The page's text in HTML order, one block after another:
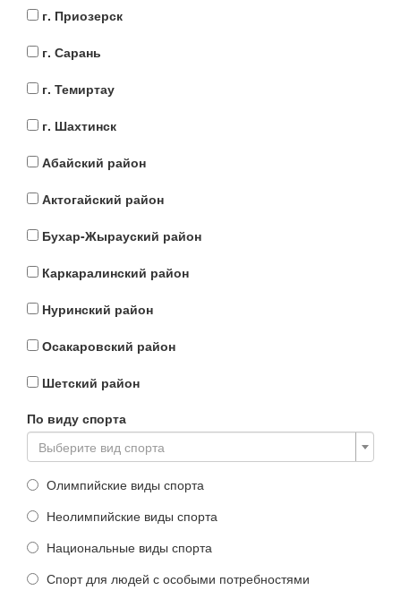
г. Приозерск
г. Сарань
г. Темиртау
г. Шахтинск
Абайский район
Актогайский район
Бухар-Жырауский район
Каркаралинский район
Нуринский район
Осакаровский район
Шетский район
По виду спорта
Выберите вид спорта
Олимпийские виды спорта
Неолимпийские виды спорта
Национальные виды спорта
Спорт для людей с особыми потребностями